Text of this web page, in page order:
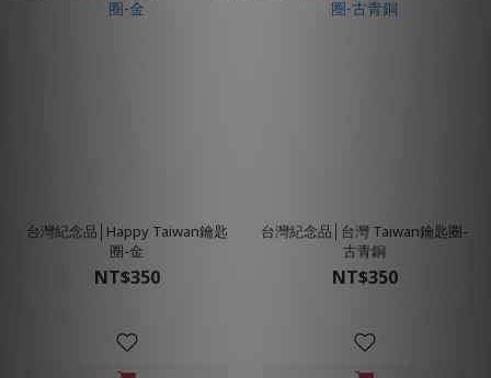
台灣紀念品│Happy Taiwan鑰匙
圈-金
NT$350
台灣紀念品│台灣 Taiwan鑰匙圈-
古青銅
NT$350